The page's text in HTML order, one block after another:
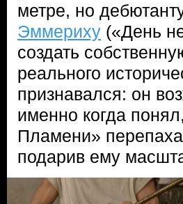
метре, но
Эммериху («День
создать
реального
признавался: он
именно когда
Пламени»
подарив ему